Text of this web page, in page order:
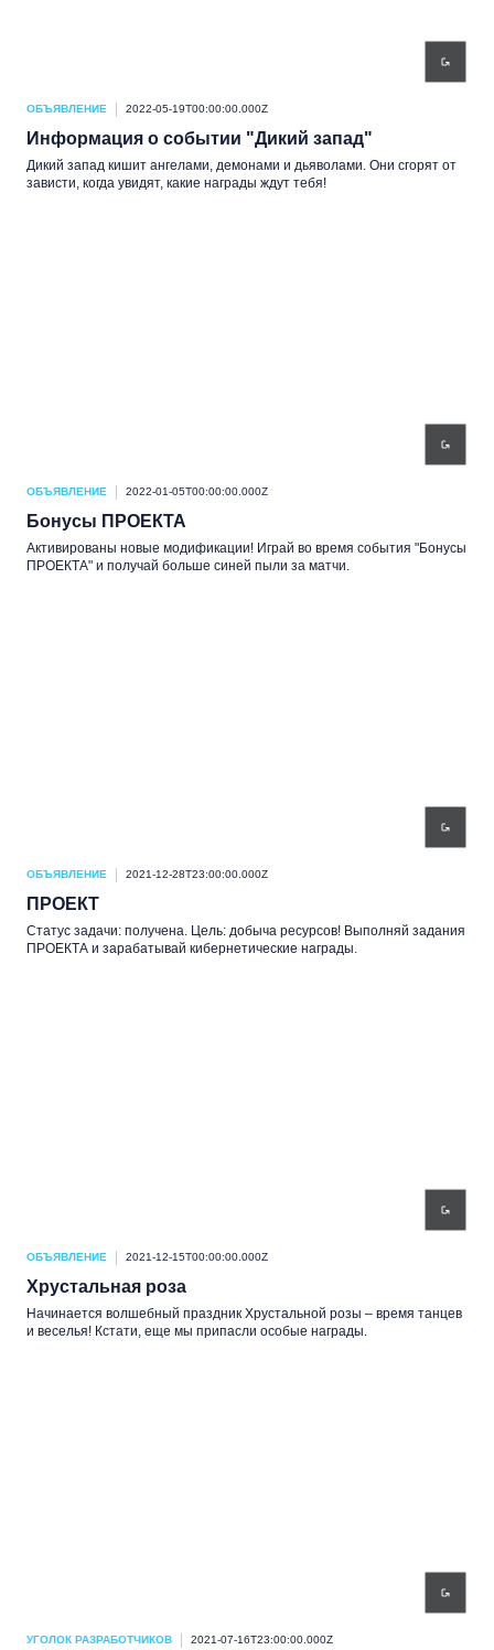
ОБЪЯВЛЕНИЕ 2022-05-19T00:00:00.000Z
Информация о событии "Дикий запад"
Дикий запад кишит ангелами, демонами и дьяволами. Они сгорят от
зависти, когда увидят, какие награды ждут тебя!
ОБЪЯВЛЕНИЕ 2022-01-05T00:00:00.000Z
Бонусы ПРОЕКТА
Активированы новые модификации! Играй во время события "Бонусы
ПРОЕКТА" и получай больше синей пыли за матчи.
ОБЪЯВЛЕНИЕ 2021-12-28T23:00:00.000Z
ПРОЕКТ
Статус задачи: получена. Цель: добыча ресурсов! Выполняй задания
ПРОЕКТА и зарабатывай кибернетические награды.
ОБЪЯВЛЕНИЕ 2021-12-15T00:00:00.000Z
Хрустальная роза
Начинается волшебный праздник Хрустальной розы – время танцев
и веселья! Кстати, еще мы припасли особые награды.
УГОЛОК РАЗРАБОТЧИКОВ 2021-07-16T23:00:00.000Z